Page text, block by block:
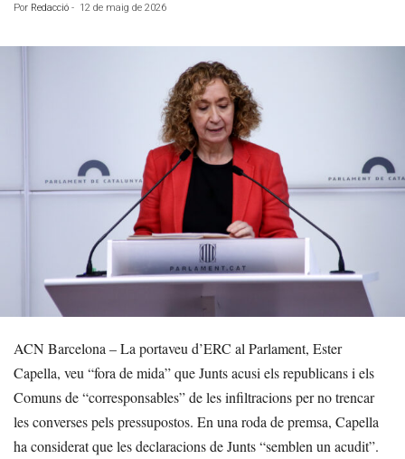
Por Redacció - 12 de maig de 2026
ACN Barcelona – La portaveu d’ERC al Parlament, Ester
Capella, veu “fora de mida” que Junts acusi els republicans i els
Comuns de “corresponsables” de les infiltracions per no trencar
les converses pels pressupostos. En una roda de premsa, Capella
ha considerat que les declaracions de Junts “semblen un acudit”.